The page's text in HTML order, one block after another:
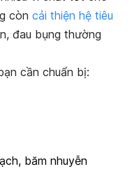
còn cải thiện hệ tiêu
đau bụng thường
cần chuẩn bị:
băm nhuyễn